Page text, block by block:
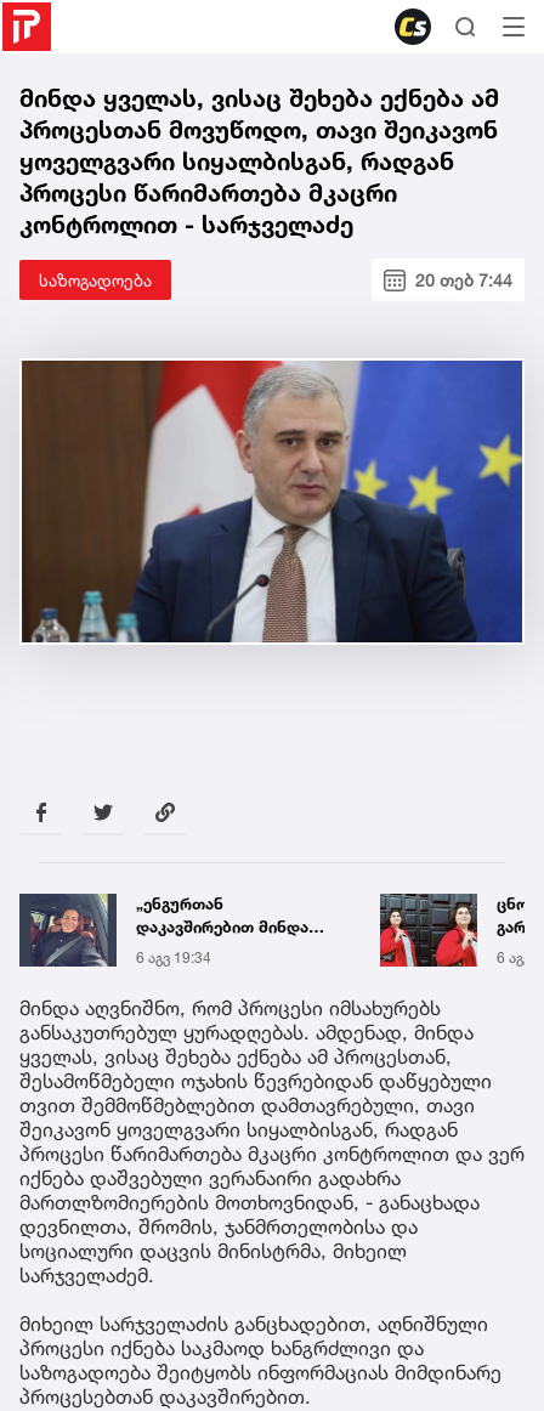
მინდა ყველას, ვისაც შეხება ექნება ამ
პროცესთან მოვუწოდო, თავი შეიკავონ
ყოველგვარი სიყალბისგან, რადგან
პროცესი წარიმართება მკაცრი
კონტროლით - სარჯველაძე
საზოგადოება 20 თებ 7:44
ცნობილია, მეტროში
გარდაცვლილი 21 წლის
მარიამ ტყემალაძის
ექსპერტიზის დასკვნა
6 აგვ 19:42 6 აგვ
მინდა აღვნიშნო, რომ პროცესი იმსახურებს
განსაკუთრებულ ყურადღებას. ამდენად, მინდა
ყველას, ვისაც შეხება ექნება ამ პროცესთან,
შესამოწმებელი ოჯახის წევრებიდან დაწყებული
თვით შემმოწმებლებით დამთავრებული, თავი
შეიკავონ ყოველგვარი სიყალბისგან, რადგან
პროცესი წარიმართება მკაცრი კონტროლით და ვერ
იქნება დაშვებული ვერანაირი გადახრა
მართლზომიერების მოთხოვნიდან, - განაცხადა
დევნილთა, შრომის, ჯანმრთელობისა და
სოციალური დაცვის მინისტრმა, მიხეილ
სარჯველაძემ.
მიხეილ სარჯველაძის განცხადებით, აღნიშნული
პროცესი იქნება საკმაოდ ხანგრძლივი და
საზოგადოება შეიტყობს ინფორმაციას მიმდინარე
პროცესებთან დაკავშირებით.